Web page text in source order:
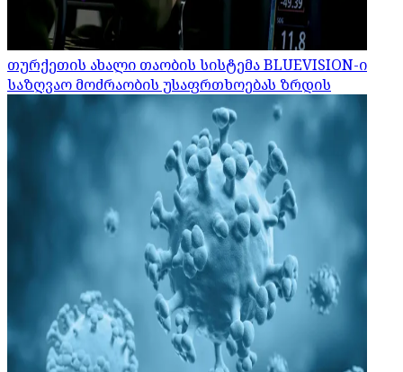
თურქეთის ახალი თაობის სისტემა BLUEVISION-ი
საზღვაო მოძრაობის უსაფრთხოებას ზრდის